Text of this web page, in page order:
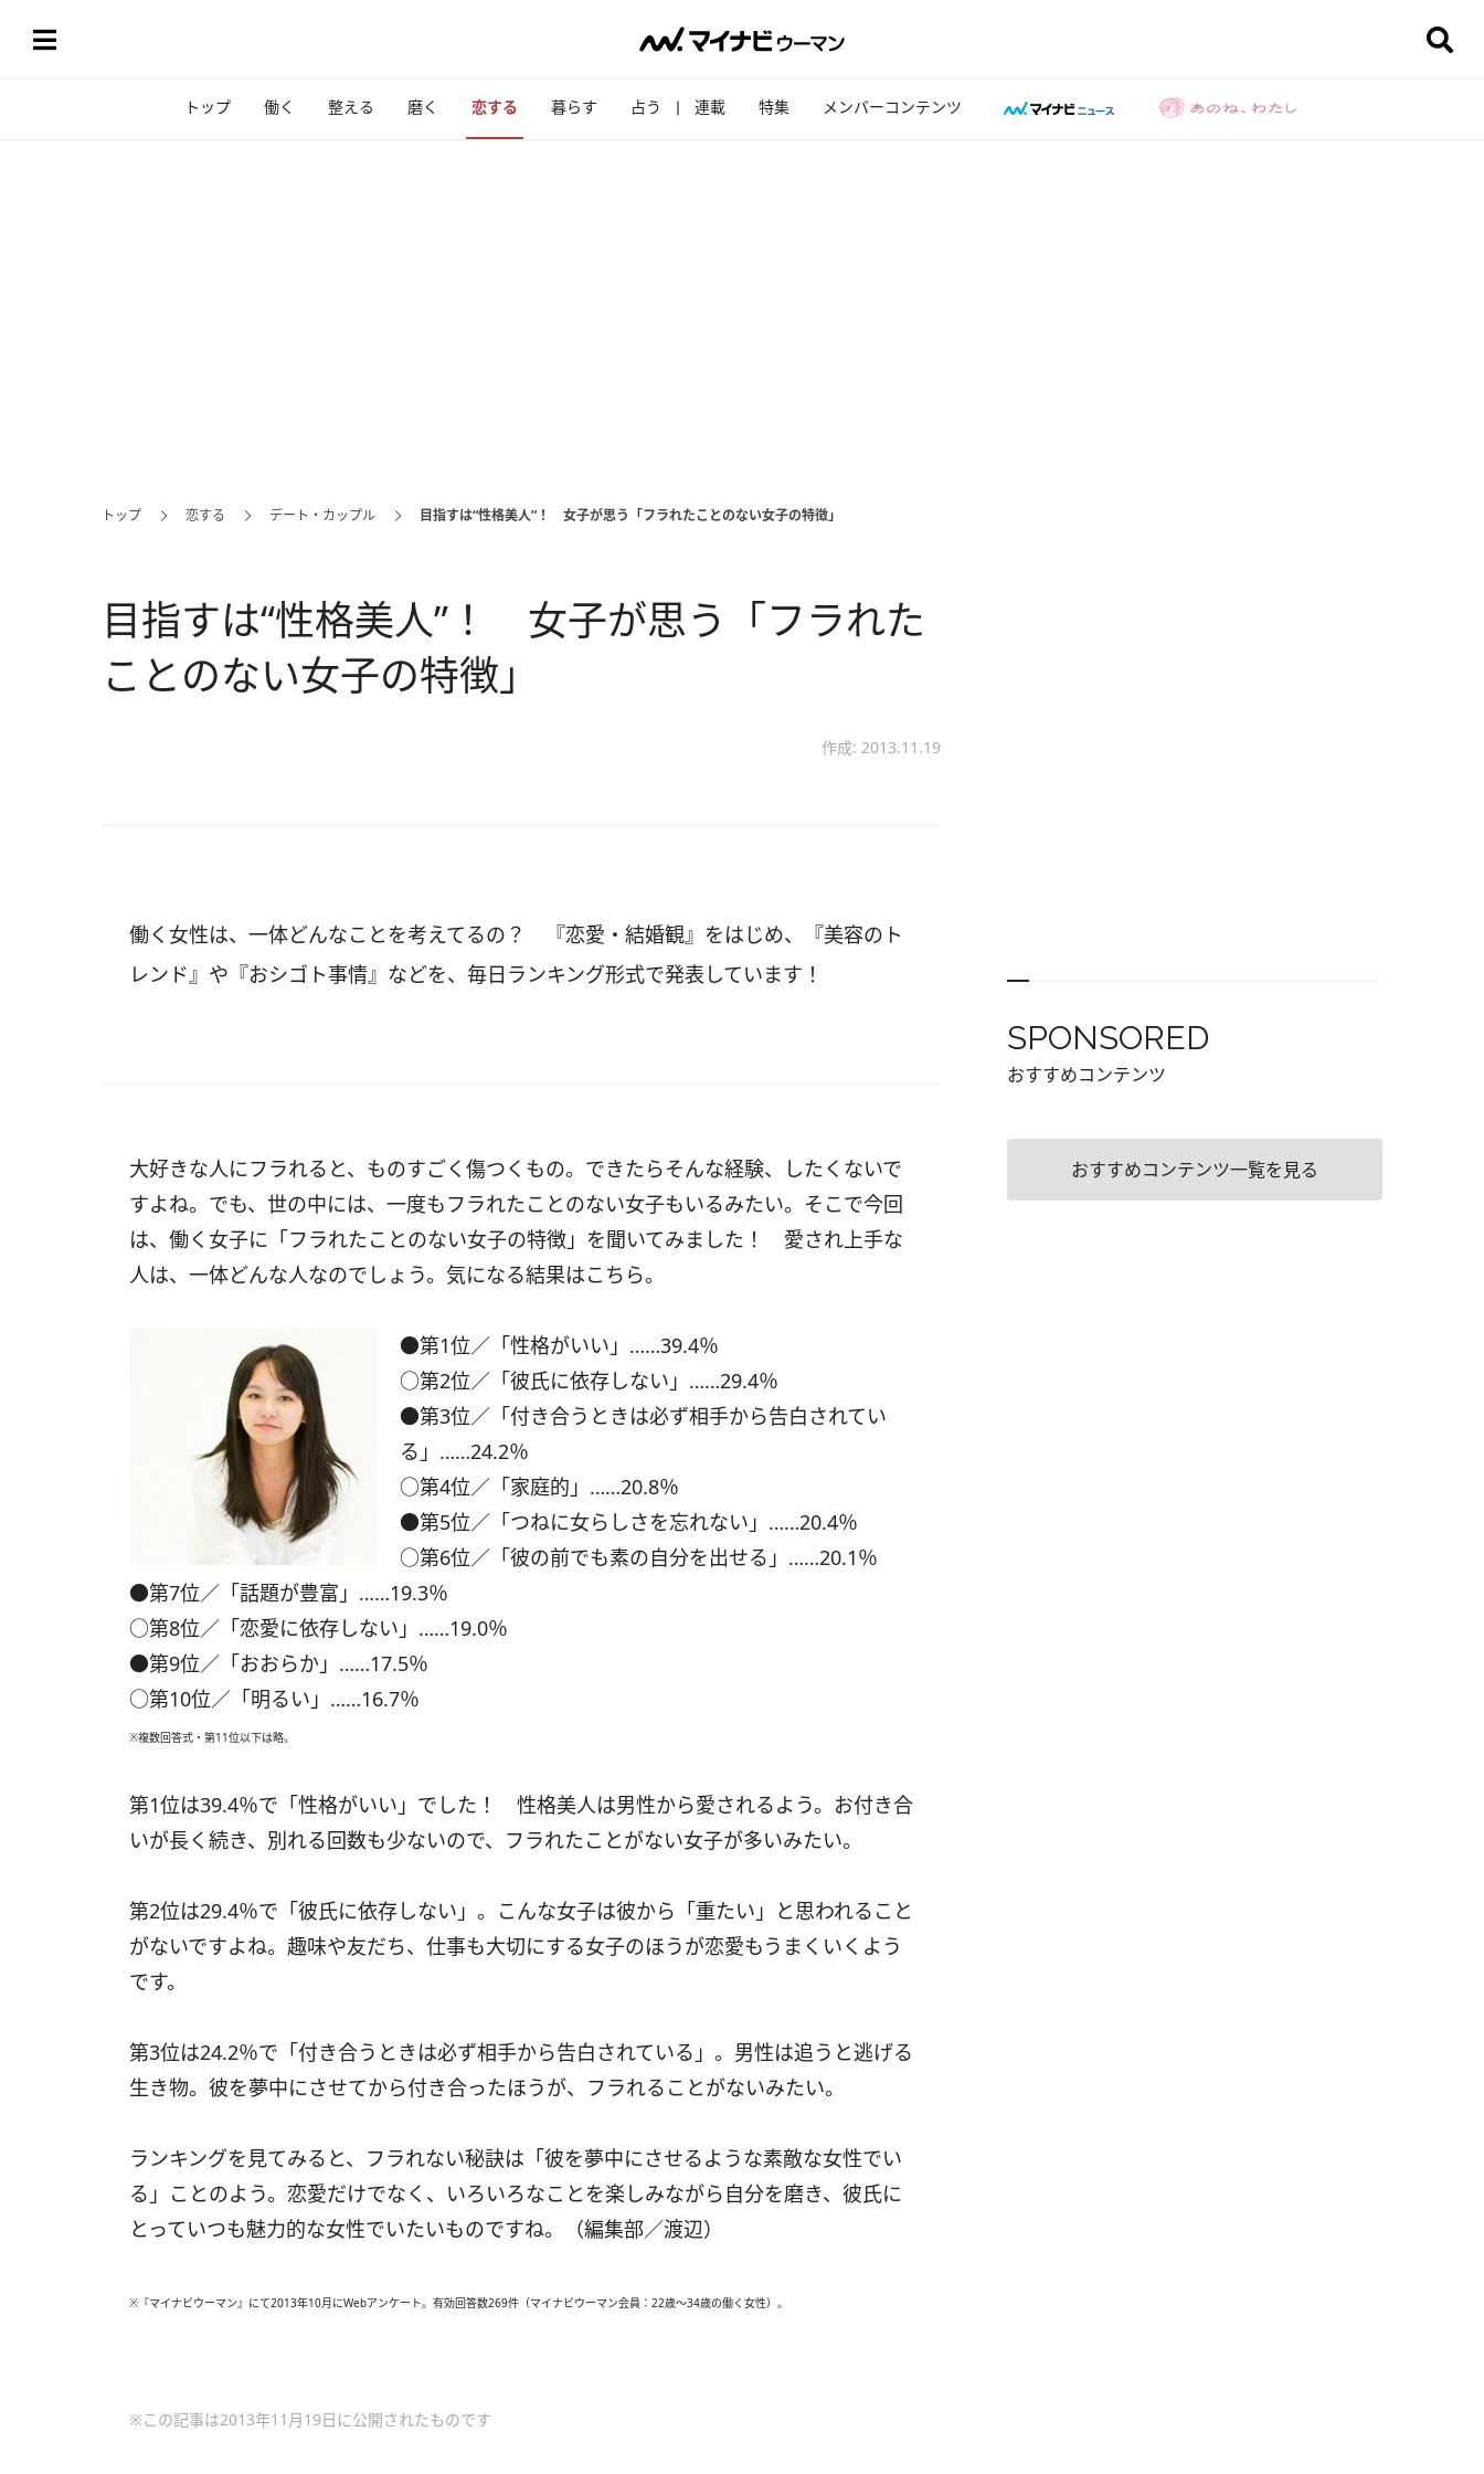
トップ 働く 整える 磨く 恋する 暮らす 占う 連載 特集 メンバーコンテンツ
トップ 恋する デート・カップル 目指すは“性格美人”！ 女子が思う「フラれたことのない女子の特徴」
目指すは“性格美人”！ 女子が思う「フラれた
ことのない女子の特徴」
作成: 2013.11.19
働く女性は、一体どんなことを考えてるの？ 『恋愛・結婚観』をはじめ、『美容のト
レンド』や『おシゴト事情』などを、毎日ランキング形式で発表しています！
大好きな人にフラれると、ものすごく傷つくもの。できたらそんな経験、したくないで
すよね。でも、世の中には、一度もフラれたことのない女子もいるみたい。そこで今回
は、働く女子に「フラれたことのない女子の特徴」を聞いてみました！ 愛され上手な
人は、一体どんな人なのでしょう。気になる結果はこちら。
●第1位／「性格がいい」……39.4％
○第2位／「彼氏に依存しない」……29.4％
●第3位／「付き合うときは必ず相手から告白されてい
る」……24.2％
○第4位／「家庭的」……20.8％
●第5位／「つねに女らしさを忘れない」……20.4％
○第6位／「彼の前でも素の自分を出せる」……20.1％
●第7位／「話題が豊富」……19.3％
○第8位／「恋愛に依存しない」……19.0％
●第9位／「おおらか」……17.5％
○第10位／「明るい」……16.7％
※複数回答式・第11位以下は略。
第1位は39.4％で「性格がいい」でした！ 性格美人は男性から愛されるよう。お付き合
いが長く続き、別れる回数も少ないので、フラれたことがない女子が多いみたい。
第2位は29.4％で「彼氏に依存しない」。こんな女子は彼から「重たい」と思われること
がないですよね。趣味や友だち、仕事も大切にする女子のほうが恋愛もうまくいくよう
です。
第3位は24.2％で「付き合うときは必ず相手から告白されている」。男性は追うと逃げる
生き物。彼を夢中にさせてから付き合ったほうが、フラれることがないみたい。
ランキングを見てみると、フラれない秘訣は「彼を夢中にさせるような素敵な女性でい
る」ことのよう。恋愛だけでなく、いろいろなことを楽しみながら自分を磨き、彼氏に
とっていつも魅力的な女性でいたいものですね。（編集部／渡辺）
※『マイナビウーマン』にて2013年10月にWebアンケート。有効回答数269件（マイナビウーマン会員：22歳～34歳の働く女性）。
※この記事は2013年11月19日に公開されたものです
SPONSORED
おすすめコンテンツ
おすすめコンテンツ一覧を見る